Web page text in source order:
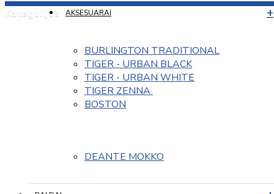
Kategorijos AKSESUARAI
BURLINGTON TRADITIONAL
TIGER - URBAN BLACK
TIGER - URBAN WHITE
TIGER ZENNA
BOSTON
DEANTE MOKKO